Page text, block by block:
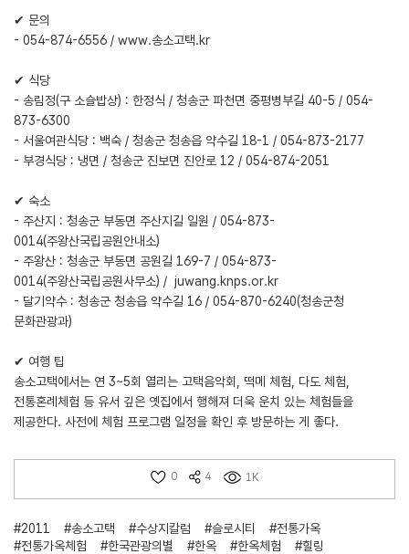
✔ 문의
- 054-874-6556 / www.송소고택.kr
✔ 식당
- 송림정(구 소슬밥상) : 한정식 / 청송군 파천면 중평병부길 40-5 / 054-
873-6300
- 서울여관식당 : 백숙 / 청송군 청송읍 약수길 18-1 / 054-873-2177
- 부경식당 : 냉면 / 청송군 진보면 진안로 12 / 054-874-2051
✔ 숙소
- 주산지 : 청송군 부동면 주산지길 일원 / 054-873-
0014(주왕산국립공원안내소)
- 주왕산 : 청송군 부동면 공원길 169-7 / 054-873-
0014(주왕산국립공원사무소) / juwang.knps.or.kr
- 달기약수 : 청송군 청송읍 약수길 16 / 054-870-6240(청송군청
문화관광과)
✔ 여행 팁
송소고택에서는 연 3~5회 열리는 고택음악회, 떡메 체험, 다도 체험,
전통혼례체험 등 유서 깊은 옛집에서 행해져 더욱 운치 있는 체험들을
제공한다. 사전에 체험 프로그램 일정을 확인 후 방문하는 게 좋다.
0 4 1K
#2011 #송소고택 #수상지칼럼 #슬로시티
#전통가옥
#전통가옥체험
#한국관광의별 #한옥 #한옥체험
#힐링